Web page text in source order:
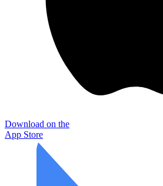
Download on the
App Store